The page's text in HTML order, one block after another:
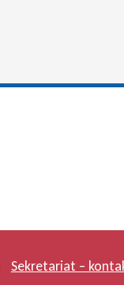
Sekretariat –